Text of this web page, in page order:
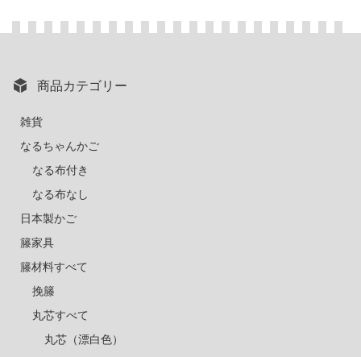
商品カテゴリー
雑貨
なるちゃんかご
なる布付き
なる布なし
日本製かご
籐家具
籐材料すべて
挽籐
丸芯すべて
丸芯（漂白色）